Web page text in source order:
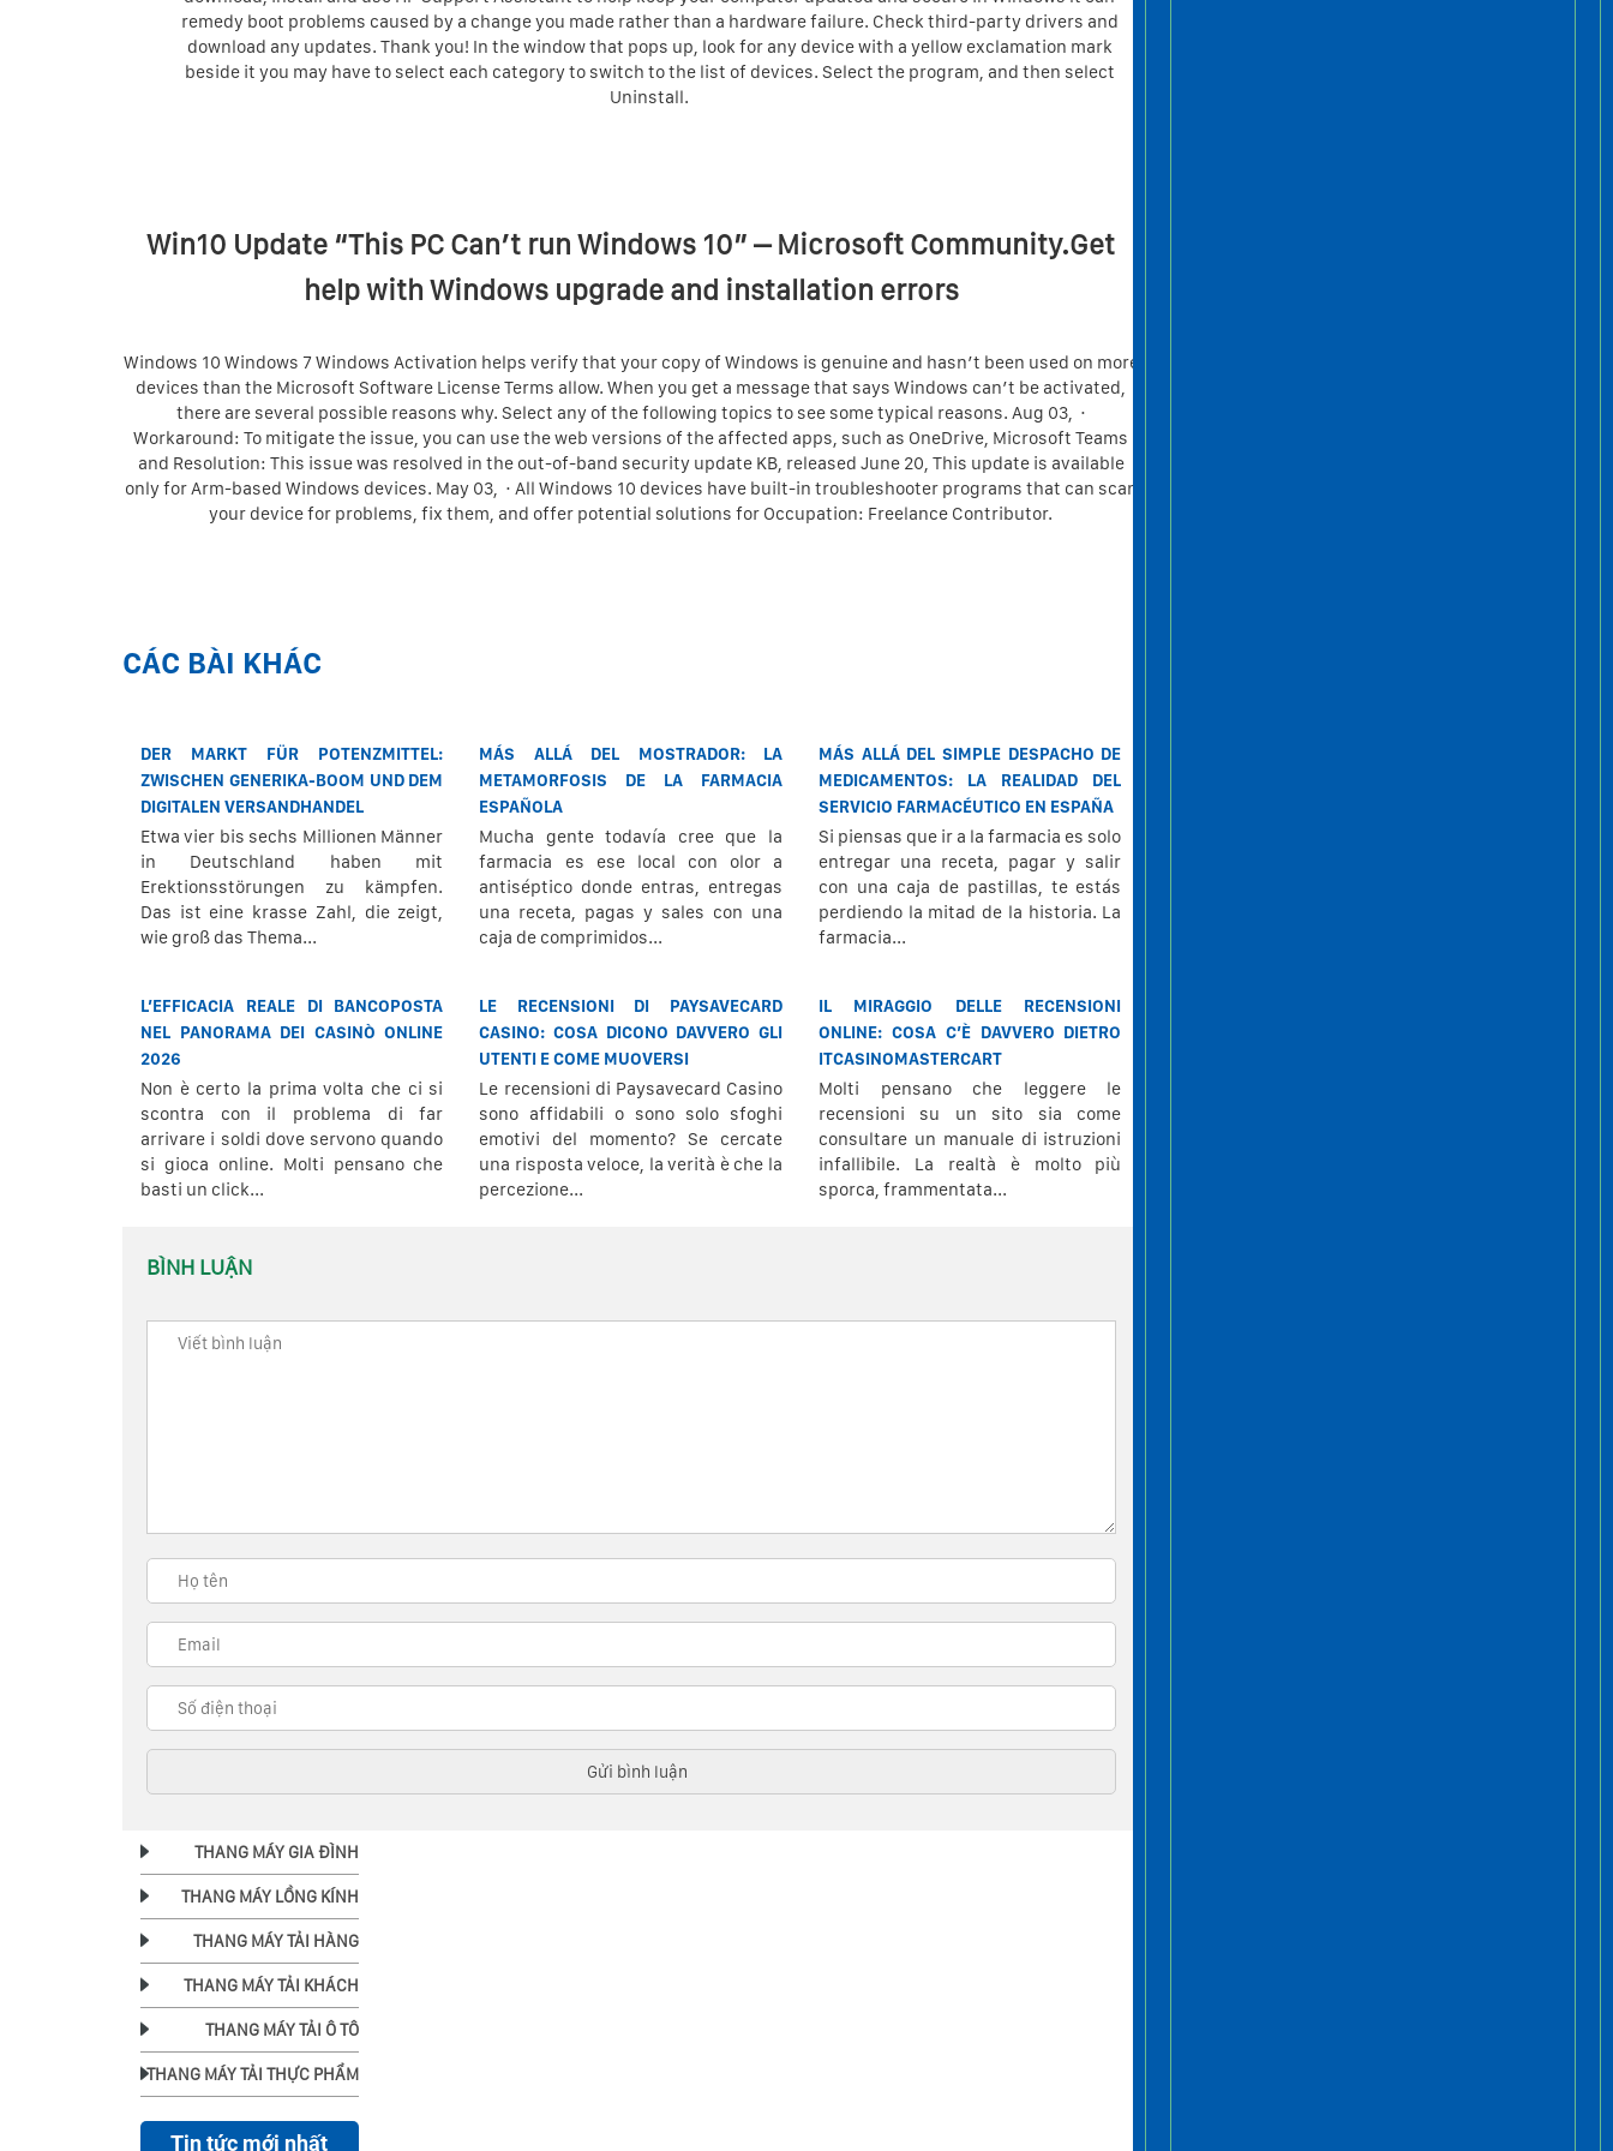
remedy boot problems caused by a change you made rather than a hardware failure. Check third-party drivers and
download any updates. Thank you! In the window that pops up, look for any device with a yellow exclamation mark
beside it you may have to select each category to switch to the list of devices. Select the program, and then select
Uninstall.
Win10 Update “This PC Can’t run Windows 10” – Microsoft Community.Get
help with Windows upgrade and installation errors
Windows 10 Windows 7 Windows Activation helps verify that your copy of Windows is genuine and hasn’t been used on more
devices than the Microsoft Software License Terms allow. When you get a message that says Windows can’t be activated,
there are several possible reasons why. Select any of the following topics to see some typical reasons. Aug 03, ·
Workaround: To mitigate the issue, you can use the web versions of the affected apps, such as OneDrive, Microsoft Teams
and Resolution: This issue was resolved in the out-of-band security update KB, released June 20, This update is available
only for Arm-based Windows devices. May 03, · All Windows 10 devices have built-in troubleshooter programs that can scan
your device for problems, fix them, and offer potential solutions for Occupation: Freelance Contributor.
CÁC BÀI KHÁC
DER MARKT FÜR POTENZMITTEL:
ZWISCHEN GENERIKA-BOOM UND DEM
DIGITALEN VERSANDHANDEL
Etwa vier bis sechs Millionen Männer
in Deutschland haben mit
Erektionsstörungen zu kämpfen.
Das ist eine krasse Zahl, die zeigt,
wie groß das Thema...
MÁS ALLÁ DEL MOSTRADOR: LA
METAMORFOSIS DE LA FARMACIA
ESPAÑOLA
Mucha gente todavía cree que la
farmacia es ese local con olor a
antiséptico donde entras, entregas
una receta, pagas y sales con una
caja de comprimidos...
MÁS ALLÁ DEL SIMPLE DESPACHO DE
MEDICAMENTOS: LA REALIDAD DEL
SERVICIO FARMACÉUTICO EN ESPAÑA
Si piensas que ir a la farmacia es solo
entregar una receta, pagar y salir
con una caja de pastillas, te estás
perdiendo la mitad de la historia. La
farmacia...
L’EFFICACIA REALE DI BANCOPOSTA
NEL PANORAMA DEI CASINÒ ONLINE
2026
Non è certo la prima volta che ci si
scontra con il problema di far
arrivare i soldi dove servono quando
si gioca online. Molti pensano che
basti un click...
LE RECENSIONI DI PAYSAVECARD
CASINO: COSA DICONO DAVVERO GLI
UTENTI E COME MUOVERSI
Le recensioni di Paysavecard Casino
sono affidabili o sono solo sfoghi
emotivi del momento? Se cercate
una risposta veloce, la verità è che la
percezione...
IL MIRAGGIO DELLE RECENSIONI
ONLINE: COSA C’È DAVVERO DIETRO
ITCASINOMASTERCART
Molti pensano che leggere le
recensioni su un sito sia come
consultare un manuale di istruzioni
infallibile. La realtà è molto più
sporca, frammentata...
BÌNH LUẬN
THANG MÁY GIA ĐÌNH
THANG MÁY LỒNG KÍNH
THANG MÁY TẢI HÀNG
THANG MÁY TẢI KHÁCH
THANG MÁY TẢI Ô TÔ
THANG MÁY TẢI THỰC PHẨM
Tin tức mới nhất